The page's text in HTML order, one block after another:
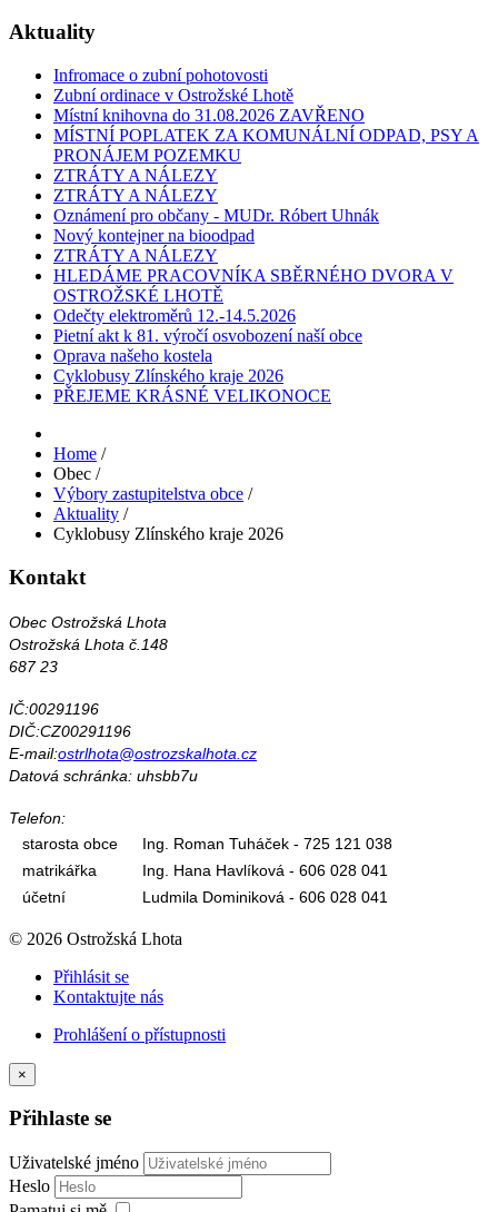
Aktuality
Infromace o zubní pohotovosti
Zubní ordinace v Ostrožské Lhotě
Místní knihovna do 31.08.2026 ZAVŘENO
MÍSTNÍ POPLATEK ZA KOMUNÁLNÍ ODPAD, PSY A
PRONÁJEM POZEMKU
ZTRÁTY A NÁLEZY
ZTRÁTY A NÁLEZY
Oznámení pro občany - MUDr. Róbert Uhnák
Nový kontejner na bioodpad
ZTRÁTY A NÁLEZY
HLEDÁME PRACOVNÍKA SBĚRNÉHO DVORA V
OSTROŽSKÉ LHOTĚ
Odečty elektroměrů 12.-14.5.2026
Pietní akt k 81. výročí osvobození naší obce
Oprava našeho kostela
Cyklobusy Zlínského kraje 2026
PŘEJEME KRÁSNÉ VELIKONOCE
Home /
Obec /
Výbory zastupitelstva obce /
Aktuality /
Cyklobusy Zlínského kraje 2026
Kontakt
Obec Ostrožská Lhota
Ostrožská Lhota č.148
687 23
IČ:00291196
DIČ:CZ00291196
E-mail:ostrlhota@ostrozskalhota.cz
Datová schránka: uhsbb7u
Telefon:
starosta obce
Ing. Roman Tuháček - 725 121 038
matrikářka
Ing. Hana Havlíková - 606 028 041
účetní
Ludmila Dominiková - 606 028 041
© 2026 Ostrožská Lhota
Přihlásit se
Kontaktujte nás
Prohlášení o přístupnosti
×
Přihlaste se
Uživatelské jméno
Heslo